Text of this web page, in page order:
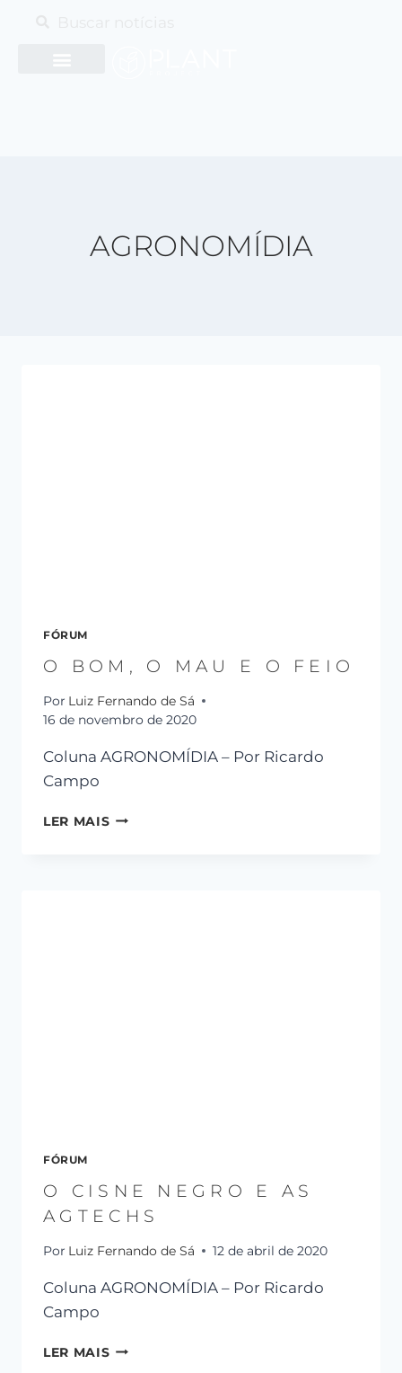
AGRONOMÍDIA
FÓRUM
O BOM, O MAU E O FEIO
Por Luiz Fernando de Sá
16 de novembro de 2020
Coluna AGRONOMÍDIA – Por Ricardo
Campo
LER MAIS
FÓRUM
O CISNE NEGRO E AS
AGTECHS
Por Luiz Fernando de Sá 12 de abril de 2020
Coluna AGRONOMÍDIA – Por Ricardo
Campo
LER MAIS